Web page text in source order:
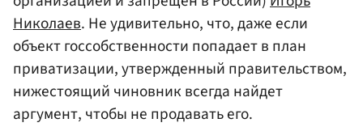
Николаев. Не удивительно, что, даже если
объект госсобственности попадает в план
приватизации, утвержденный правительством,
нижестоящий чиновник всегда найдет
аргумент, чтобы не продавать его.